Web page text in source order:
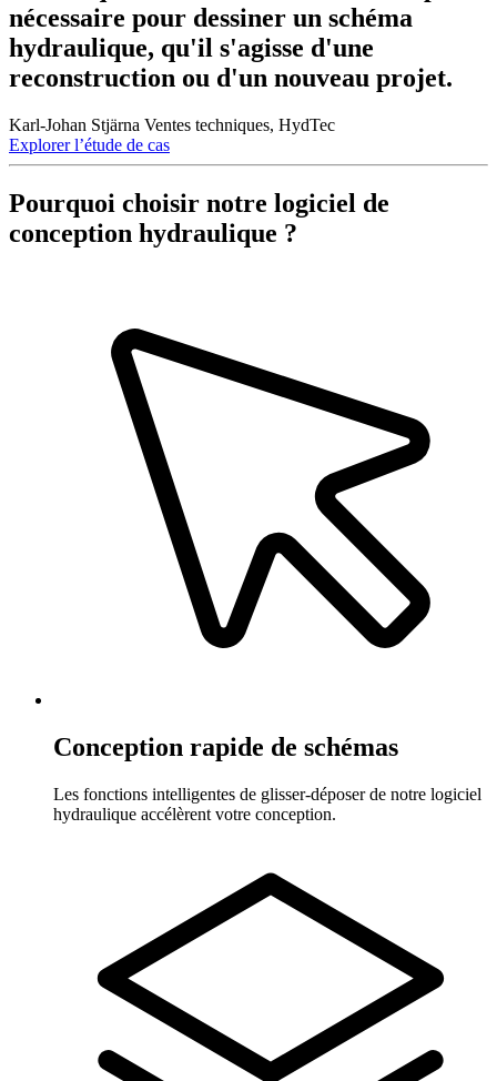
nécessaire pour dessiner un schéma
hydraulique, qu'il s'agisse d'une
reconstruction ou d'un nouveau projet.
Karl-Johan Stjärna Ventes techniques, HydTec
Explorer l’étude de cas
Pourquoi choisir notre logiciel de
conception hydraulique ?
Conception rapide de schémas
Les fonctions intelligentes de glisser-déposer de notre logiciel
hydraulique accélèrent votre conception.